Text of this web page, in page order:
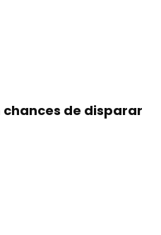
de disparar